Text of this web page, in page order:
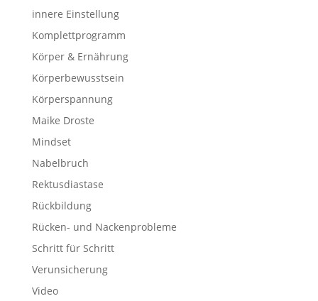
innere Einstellung
Komplettprogramm
Körper & Ernährung
Körperbewusstsein
Körperspannung
Maike Droste
Mindset
Nabelbruch
Rektusdiastase
Rückbildung
Rücken- und Nackenprobleme
Schritt für Schritt
Verunsicherung
Video